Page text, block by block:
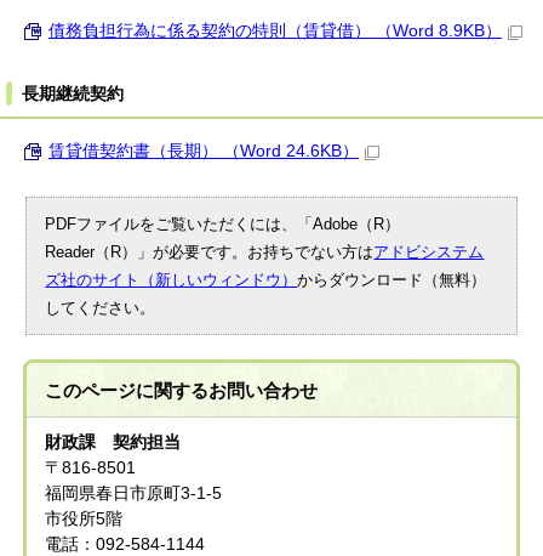
債務負担行為に係る契約の特則（賃貸借） （Word 8.9KB）
長期継続契約
賃貸借契約書（長期） （Word 24.6KB）
PDFファイルをご覧いただくには、「Adobe（R）
Reader（R）」が必要です。お持ちでない方はアドビシステム
ズ社のサイト（新しいウィンドウ）からダウンロード（無料）
してください。
このページに関するお問い合わせ
財政課 契約担当
〒816-8501
福岡県春日市原町3-1-5
市役所5階
電話：092-584-1144